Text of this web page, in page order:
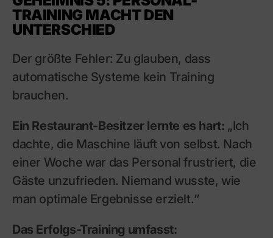
TRAINING MACHT DEN
UNTERSCHIED
Der größte Fehler: Zu glauben, dass
automatische Systeme kein Training
brauchen.
Ein Restaurant-Besitzer lernte es hart: „Ich
dachte, die Maschine läuft von selbst. Nach
einer Woche war das Personal frustriert, die
Gäste unzufrieden. Niemand wusste, wie
man optimale Ergebnisse erzielt.“
Das Erfolgs-Training umfasst: